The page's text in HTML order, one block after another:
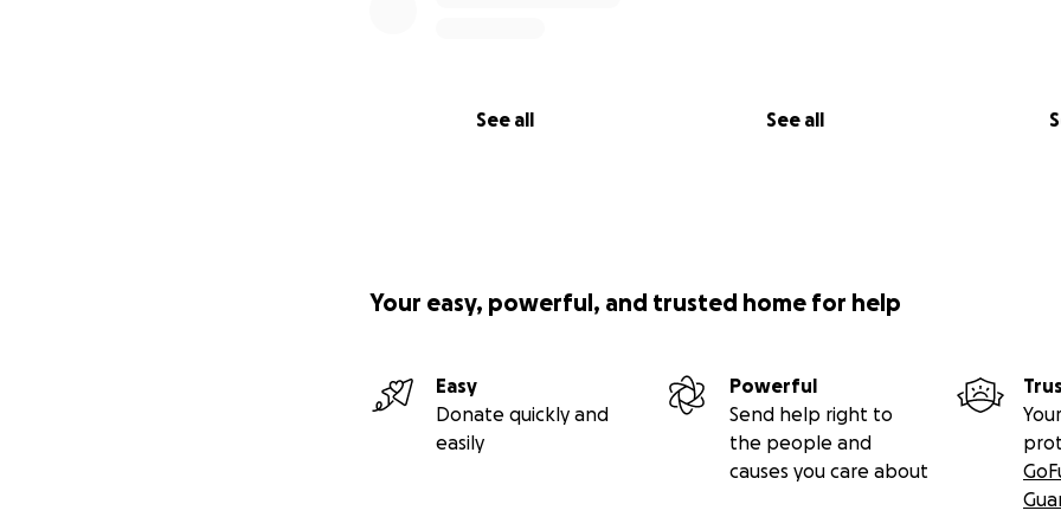
See all See all
Your easy, powerful, and trusted home for help
Easy
Donate quickly and
easily
Powerful
Send help right to
the people and
causes you care about